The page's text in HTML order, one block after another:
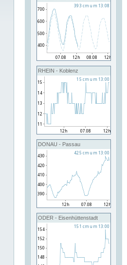
RHEIN - Koblenz
DONAU - Passau
ODER - Eisenhüttenstadt